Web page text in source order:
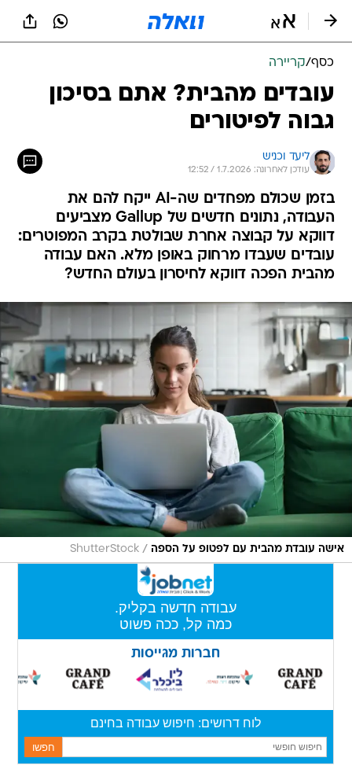
כסף/קריירה
עובדים מהבית? אתם בסיכון
גבוה לפיטורים
ליעד וכניש
עודכן לאחרונה: 1.7.2026 / 12:52
בזמן שכולם מפחדים שה-AI ייקח להם את
העבודה, נתונים חדשים של Gallup מצביעים
דווקא על קבוצה אחרת שבולטת בקרב המפוטרים:
עובדים שעבדו מרחוק באופן מלא. האם עבודה
מהבית הפכה דווקא לחיסרון בעולם החדש?
אישה עובדת מהבית עם לפטופ על הספה /
ShutterStock